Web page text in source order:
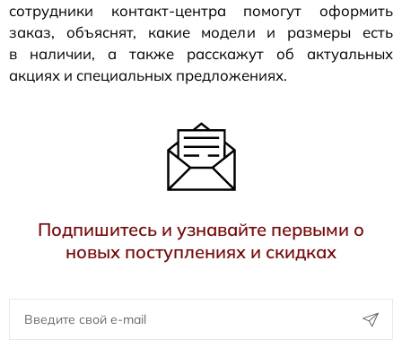
сотрудники контакт-центра помогут оформить
заказ, объяснят, какие модели и размеры есть
в наличии, а также расскажут об актуальных
акциях и специальных предложениях.
Подпишитесь и узнавайте первыми о
новых поступлениях и скидках